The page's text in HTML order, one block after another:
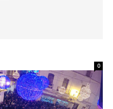
0